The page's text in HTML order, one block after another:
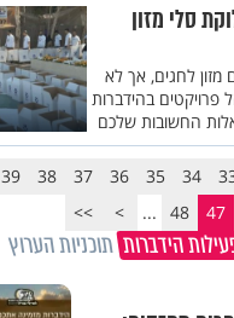
סלי מזון
מזון לחגים, אך לא
פרויקטים בהידברות
החשובות שלכם
34
35
36
37
38
39
47
48
...
>
>>
הידברות תוכניות הערוץ